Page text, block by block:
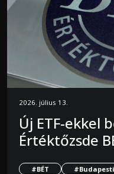
2026. július 13.
Új ETF-ekkel
Értéktőzsde
#BÉT